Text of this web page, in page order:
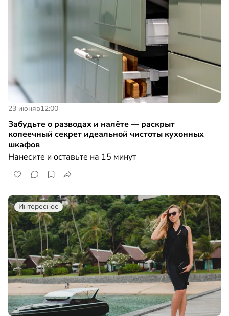
23 июняв12:00
Забудьте о разводах и налёте — раскрыт
копеечный секрет идеальной чистоты кухонных
шкафов
Нанесите и оставьте на 15 минут
Интересное